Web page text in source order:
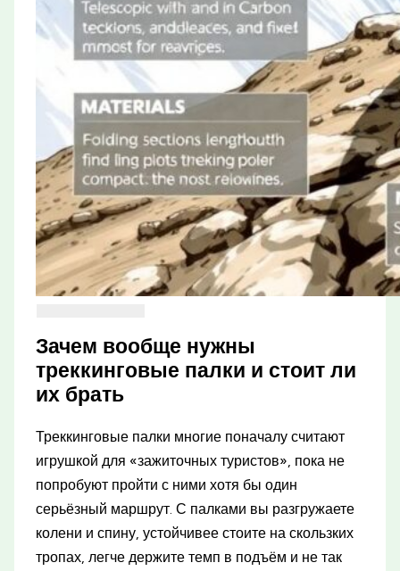
Зачем вообще нужны
треккинговые палки и стоит ли
их брать
Треккинговые палки многие поначалу считают
игрушкой для «зажиточных туристов», пока не
попробуют пройти с ними хотя бы один
серьёзный маршрут. С палками вы разгружаете
колени и спину, устойчивее стоите на скользких
тропах, легче держите темп в подъём и не так